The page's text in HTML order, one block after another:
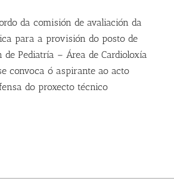
da comisión de avaliación da
para a provisión do posto de
de Pediatría – Área de Cardioloxía
convoca ó aspirante ao acto
do proxecto técnico